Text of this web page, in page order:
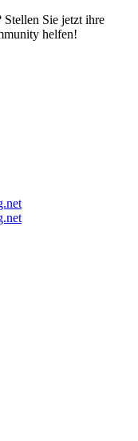
Stellen Sie jetzt ihre
helfen!